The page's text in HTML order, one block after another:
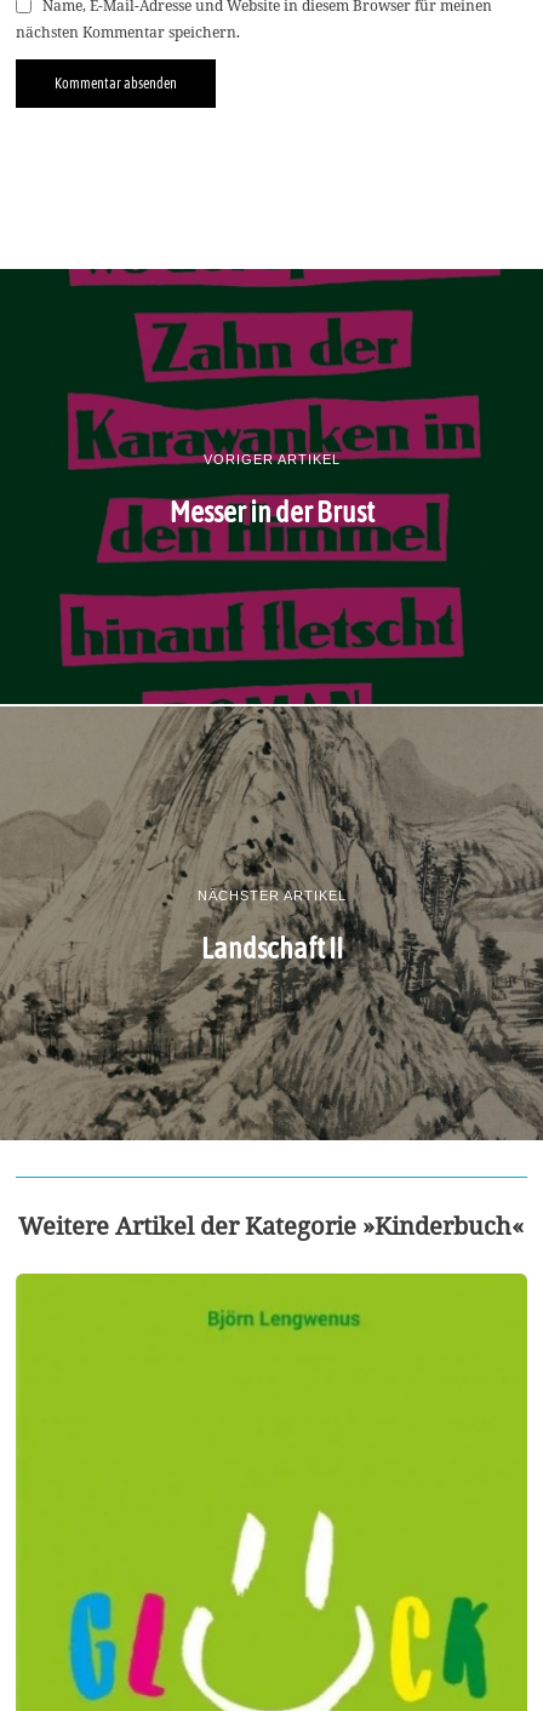
Name, E-Mail-Adresse und Website in diesem Browser für meinen
nächsten Kommentar speichern.
VORIGER ARTIKEL
Messer in der Brust
NÄCHSTER ARTIKEL
Landschaft II
Weitere Artikel der Kategorie »Kinderbuch«